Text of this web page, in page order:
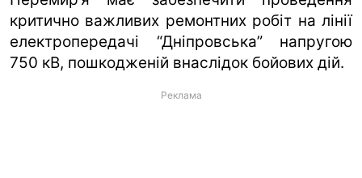
критично важливих ремонтних робіт на лінії
електропередачі “Дніпровська” напругою
750 кВ, пошкодженій внаслідок бойових дій.
Реклама